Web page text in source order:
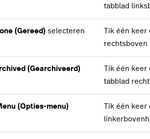
tabblad
(Gereed) selecteren
Tik één
rechtsboven
(Gearchiveerd)
Tik één
tabblad
(Opties-menu)
Tik één